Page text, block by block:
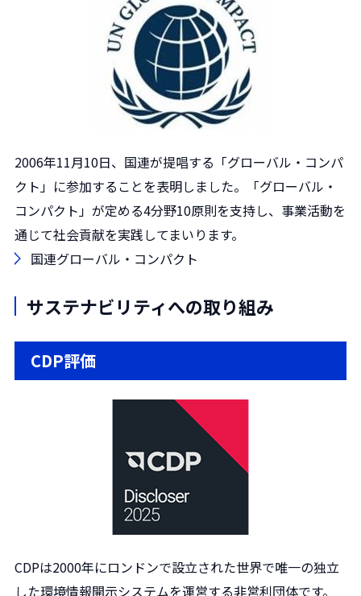
2006年11月10日、国連が提唱する「グローバル・コンパ
クト」に参加することを表明しました。「グローバル・
コンパクト」が定める4分野10原則を支持し、事業活動を
通じて社会貢献を実践してまいります。
国連グローバル・コンパクト
サステナビリティへの取り組み
CDP評価
CDPは2000年にロンドンで設立された世界で唯一の独立
した環境情報開示システムを運営する非営利団体です。